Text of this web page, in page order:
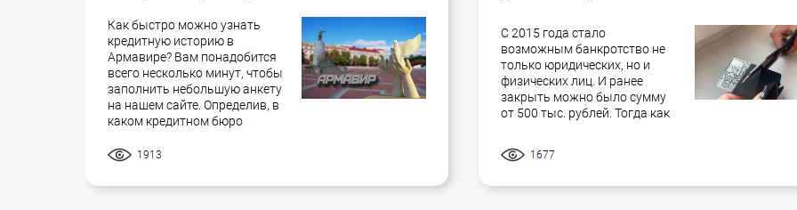
Как быстро можно узнать
кредитную историю в
Армавире? Вам понадобится
всего несколько минут, чтобы
заполнить небольшую анкету
на нашем сайте. Определив, в
каком кредитном бюро
1913
С 2015 года стало
возможным банкротство не
только юридических, но и
физических лиц. И ранее
закрыть можно было сумму
от 500 тыс. рублей. Тогда как
1677